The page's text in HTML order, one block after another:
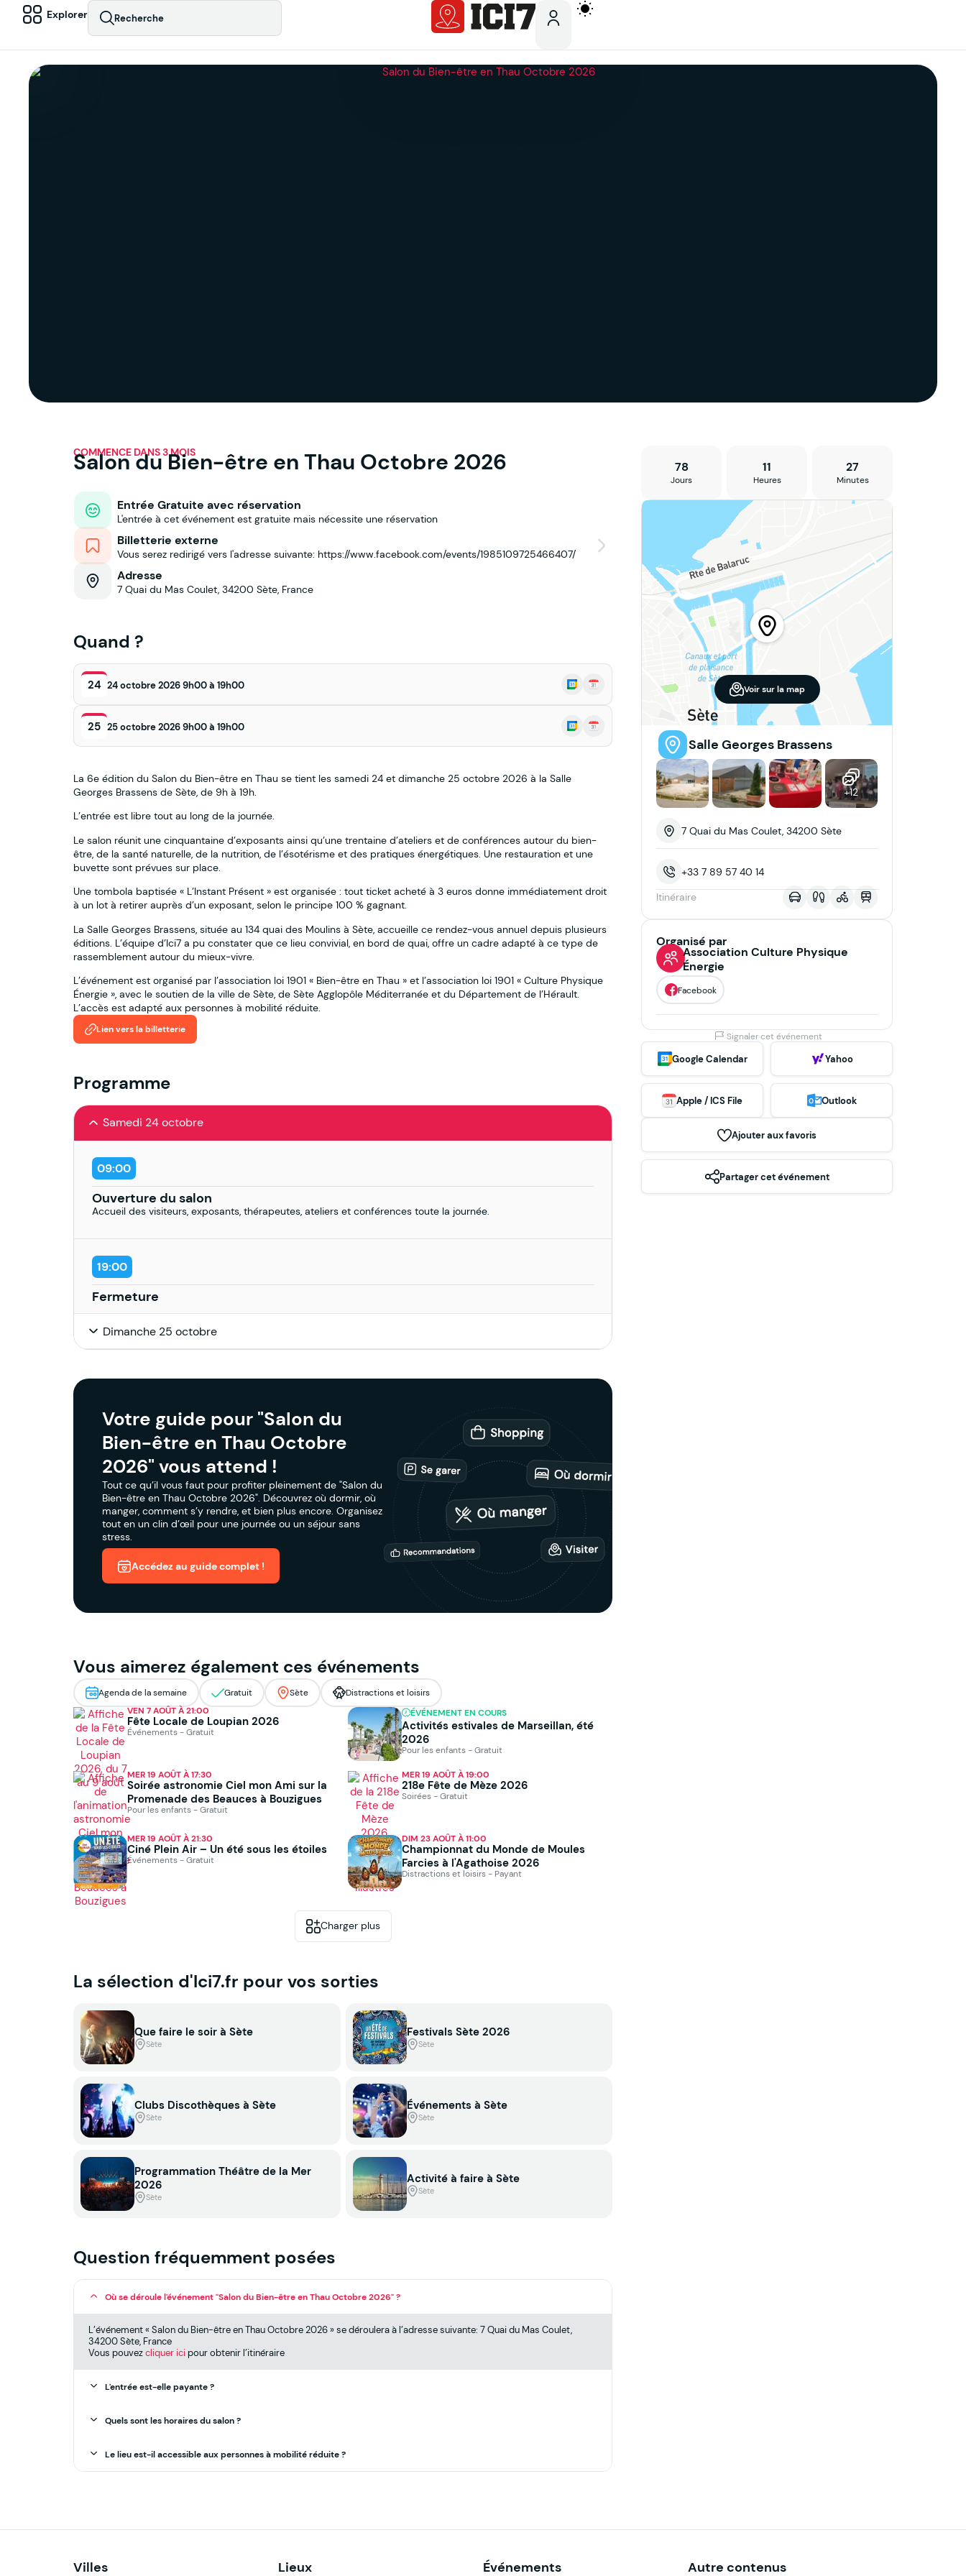
Explorer Recherche
COMMENCE DANS 3 MOIS
Salon du Bien-être en Thau Octobre 2026
Entrée Gratuite avec réservation
L'entrée à cet événement est gratuite mais nécessite une réservation
Billetterie externe
Vous serez redirigé vers l'adresse suivante: https://www.facebook.com/events/1985109725466407/
Adresse
7 Quai du Mas Coulet, 34200 Sète, France
Quand ?
24 24 octobre 2026 9h00 à 19h00
25 25 octobre 2026 9h00 à 19h00
La 6e édition du Salon du Bien-être en Thau se tient les samedi 24 et dimanche 25 octobre 2026 à la Salle
Georges Brassens de Sète, de 9h à 19h.
L’entrée est libre tout au long de la journée.
Le salon réunit une cinquantaine d’exposants ainsi qu’une trentaine d’ateliers et de conférences autour du bien-
être, de la santé naturelle, de la nutrition, de l’ésotérisme et des pratiques énergétiques. Une restauration et une
buvette sont prévues sur place.
Une tombola baptisée « L’Instant Présent » est organisée : tout ticket acheté à 3 euros donne immédiatement droit
à un lot à retirer auprès d’un exposant, selon le principe 100 % gagnant.
La Salle Georges Brassens, située au 134 quai des Moulins à Sète, accueille ce rendez-vous annuel depuis plusieurs
éditions. L’équipe d’Ici7 a pu constater que ce lieu convivial, en bord de quai, offre un cadre adapté à ce type de
rassemblement autour du mieux-vivre.
L’événement est organisé par l’association loi 1901 « Bien-être en Thau » et l’association loi 1901 « Culture Physique
Énergie », avec le soutien de la ville de Sète, de Sète Agglopôle Méditerranée et du Département de l’Hérault.
L’accès est adapté aux personnes à mobilité réduite.
Lien vers la billetterie
Programme
Samedi 24 octobre
09:00
Ouverture du salon
Accueil des visiteurs, exposants, thérapeutes, ateliers et conférences toute la journée.
19:00
Fermeture
Dimanche 25 octobre
Votre guide pour "Salon du
Bien-être en Thau Octobre
2026" vous attend !
Tout ce qu’il vous faut pour profiter pleinement de "Salon du
Bien-être en Thau Octobre 2026". Découvrez où dormir, où
manger, comment s’y rendre, et bien plus encore. Organisez
tout en un clin d’œil pour une journée ou un séjour sans
stress.
Accédez au guide complet !
Vous aimerez également ces événements
Agenda de la semaine Gratuit Sète Distractions et loisirs
VEN 7 AOÛT À 21:00
Fête Locale de Loupian 2026
Événements - Gratuit
ÉVÉNEMENT EN COURS
Activités estivales de Marseillan, été
2026
Pour les enfants - Gratuit
MER 19 AOÛT À 17:30
Soirée astronomie Ciel mon Ami sur la
Promenade des Beauces à Bouzigues
Pour les enfants - Gratuit
MER 19 AOÛT À 19:00
218e Fête de Mèze 2026
Soirées - Gratuit
MER 19 AOÛT À 21:30
Ciné Plein Air – Un été sous les étoiles
Événements - Gratuit
DIM 23 AOÛT À 11:00
Championnat du Monde de Moules
Farcies à l'Agathoise 2026
Distractions et loisirs - Payant
Charger plus
La sélection d'Ici7.fr pour vos sorties
Que faire le soir à Sète
Sète
Festivals Sète 2026
Sète
Clubs Discothèques à Sète
Sète
Événements à Sète
Sète
Programmation Théâtre de la Mer
2026
Sète
Activité à faire à Sète
Sète
Question fréquemment posées
Où se déroule l'événement "Salon du Bien-être en Thau Octobre 2026" ?
L’événement « Salon du Bien-être en Thau Octobre 2026 » se déroulera à l’adresse suivante: 7 Quai du Mas Coulet,
34200 Sète, France
Vous pouvezcliquer icipour obtenir l’itinéraire
L'entrée est-elle payante ?
Quels sont les horaires du salon ?
Le lieu est-il accessible aux personnes à mobilité réduite ?
78
Jours
11
Heures
27
Minutes
Voir sur la map
Salle Georges Brassens
+12
7 Quai du Mas Coulet, 34200 Sète
+33 7 89 57 40 14
Itinéraire
Organisé par
Association Culture Physique
Énergie
Facebook
Signaler cet événement
Google Calendar Yahoo
Apple / ICS File Outlook
Ajouter aux favoris
Partager cet événement
Villes Lieux Événements Autre contenus